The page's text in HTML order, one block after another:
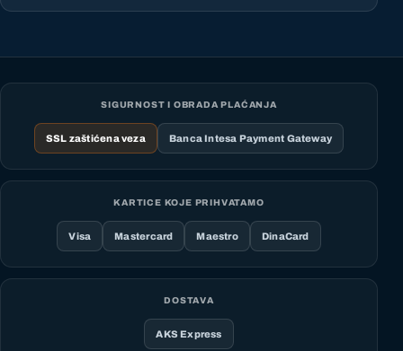
SIGURNOST I OBRADA PLAĆANJA
SSL zaštićena veza Banca Intesa Payment Gateway
KARTICE KOJE PRIHVATAMO
Visa Mastercard Maestro DinaCard
DOSTAVA
AKS Express